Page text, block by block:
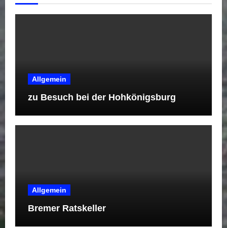
Allgemein
zu Besuch bei der Hohkönigsburg
Allgemein
Bremer Ratskeller